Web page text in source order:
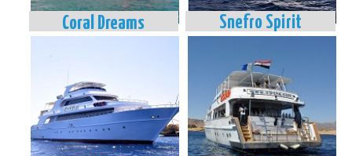
Snefro Spirit
Coral Dreams